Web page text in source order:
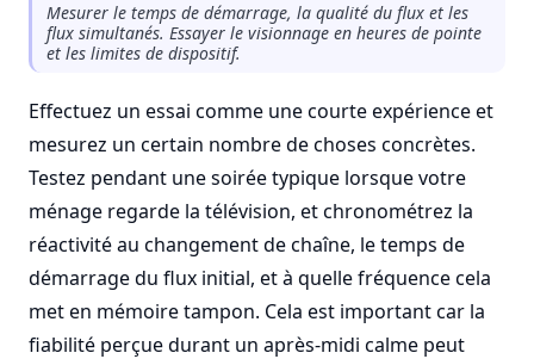
Mesurer le temps de démarrage, la qualité du flux et les
flux simultanés. Essayer le visionnage en heures de pointe
et les limites de dispositif.
Effectuez un essai comme une courte expérience et
mesurez un certain nombre de choses concrètes.
Testez pendant une soirée typique lorsque votre
ménage regarde la télévision, et chronométrez la
réactivité au changement de chaîne, le temps de
démarrage du flux initial, et à quelle fréquence cela
met en mémoire tampon. Cela est important car la
fiabilité perçue durant un après-midi calme peut